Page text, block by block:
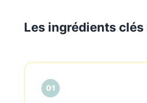
Les ingrédients
01